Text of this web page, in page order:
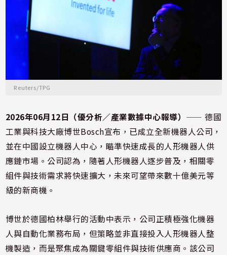
Reuters/TPG
2026年06月12日（優分析／產業數據中心報導） ⸺ 德國
工業與科技大廠博世Bosch宣布，已成立全新機器人公司，
並在中國設立機器人中心，瞄準快速成長的人形機器人供
應鏈市場。公司認為，隨著人形機器人逐步普及，相關零
組件與技術需求將快速擴大，未來可望帶來數十億美元等
級的新商機。
博世於德國柏林舉行的活動中表示，公司正積極強化機器
人與自動化業務布局，但策略並非直接投入人形機器人整
機製造，而是聚焦成為關鍵零組件與技術供應商。該公司